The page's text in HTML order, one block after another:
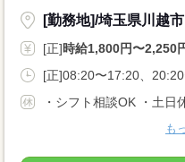
[勤務地]/埼玉県川越
[正]時給1,800円〜2,250
[正]08:20〜17:20、
も